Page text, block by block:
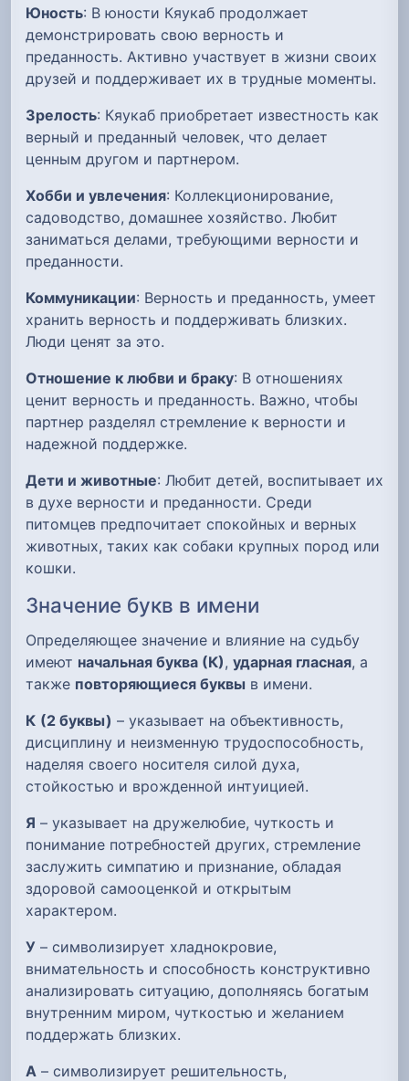
Юность: В юности Кяукаб продолжает
демонстрировать свою верность и
преданность. Активно участвует в жизни своих
друзей и поддерживает их в трудные моменты.
Зрелость: Кяукаб приобретает известность как
верный и преданный человек, что делает
ценным другом и партнером.
Хобби и увлечения: Коллекционирование,
садоводство, домашнее хозяйство. Любит
заниматься делами, требующими верности и
преданности.
Коммуникации: Верность и преданность, умеет
хранить верность и поддерживать близких.
Люди ценят за это.
Отношение к любви и браку: В отношениях
ценит верность и преданность. Важно, чтобы
партнер разделял стремление к верности и
надежной поддержке.
Дети и животные: Любит детей, воспитывает их
в духе верности и преданности. Среди
питомцев предпочитает спокойных и верных
животных, таких как собаки крупных пород или
кошки.
Значение букв в имени
Определяющее значение и влияние на судьбу
имеют начальная буква (К), ударная гласная, а
также повторяющиеся буквы в имени.
К (2 буквы) – указывает на объективность,
дисциплину и неизменную трудоспособность,
наделяя своего носителя силой духа,
стойкостью и врожденной интуицией.
Я – указывает на дружелюбие, чуткость и
понимание потребностей других, стремление
заслужить симпатию и признание, обладая
здоровой самооценкой и открытым
характером.
У – символизирует хладнокровие,
внимательность и способность конструктивно
анализировать ситуацию, дополняясь богатым
внутренним миром, чуткостью и желанием
поддержать близких.
А – символизирует решительность,